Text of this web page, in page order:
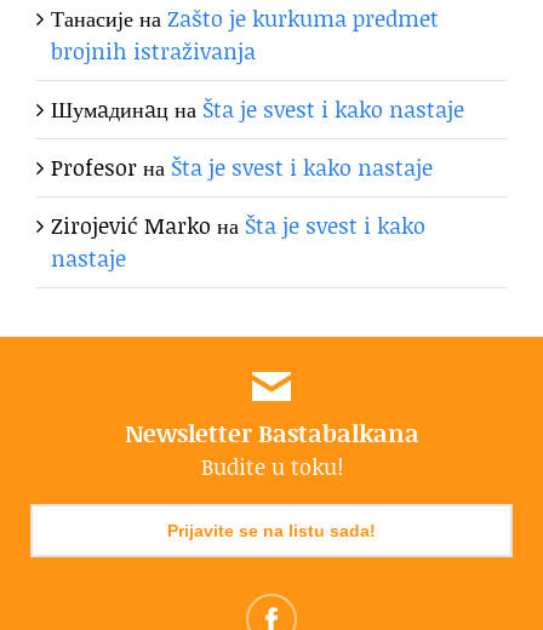
ТанасијенаZašto je kurkuma predmet
brojnih istraživanja
Шумaдинaцна Šta je svest i kako nastaje
Profesorна Šta je svest i kako nastaje
Zirojević Marko на Šta je svest i kako
nastaje
Newsletter Bastabalkana
Budite u toku!
Prijavite se na listu sada!